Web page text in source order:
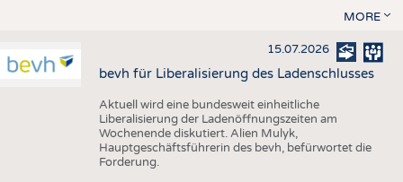
MORE
15.07.2026
bevh für Liberalisierung des Ladenschlusses
Aktuell wird eine bundesweit einheitliche
Liberalisierung der Ladenöffnungszeiten am
Wochenende diskutiert. Alien Mulyk,
Hauptgeschäftsführerin des bevh, befürwortet die
Forderung.